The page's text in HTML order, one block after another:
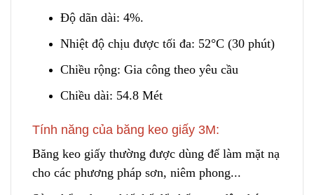
Độ dãn dài: 4%.
Nhiệt độ chịu được tối đa: 52°C (30 phút)
Chiều rộng: Gia công theo yêu cầu
Chiều dài: 54.8 Mét
Tính năng của băng keo giấy 3M:
Băng keo giấy thường được dùng để làm mặt nạ
cho các phương pháp sơn, niêm phong...